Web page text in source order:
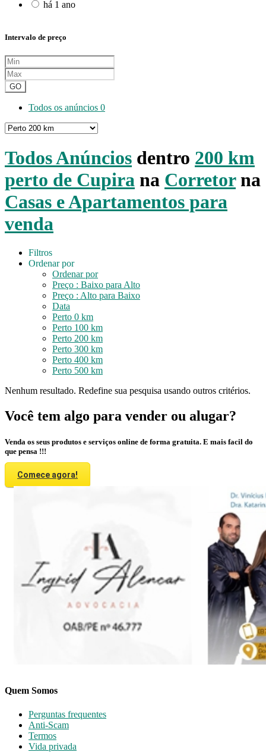
há 1 ano
Intervalo de preço
GO
Todos os anúncios 0
Todos Anúncios dentro 200 km
perto de Cupira na Corretorna
Casas e Apartamentos para
venda
Filtros
Ordenar por
Ordenar por
Preço : Baixo para Alto
Preço : Alto para Baixo
Data
Perto 0 km
Perto 100 km
Perto 200 km
Perto 300 km
Perto 400 km
Perto 500 km
Nenhum resultado. Redefine sua pesquisa usando outros critérios.
Você tem algo para vender ou alugar?
Venda os seus produtos e serviços online de forma gratuita. E mais facil do
que pensa !!!
Comece agora!
Quem Somos
Perguntas frequentes
Anti-Scam
Termos
Vida privada